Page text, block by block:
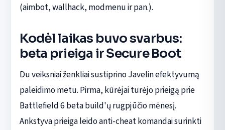
(aimbot, wallhack, modmenu ir pan.).
Kodėl laikas buvo svarbus:
beta prieiga ir Secure Boot
Du veiksniai ženkliai sustiprino Javelin efektyvumą
paleidimo metu. Pirma, kūrėjai turėjo prieigą prie
Battlefield 6 beta build'ų rugpjūčio mėnesį.
Ankstyva prieiga leido anti-cheat komandai surinkti